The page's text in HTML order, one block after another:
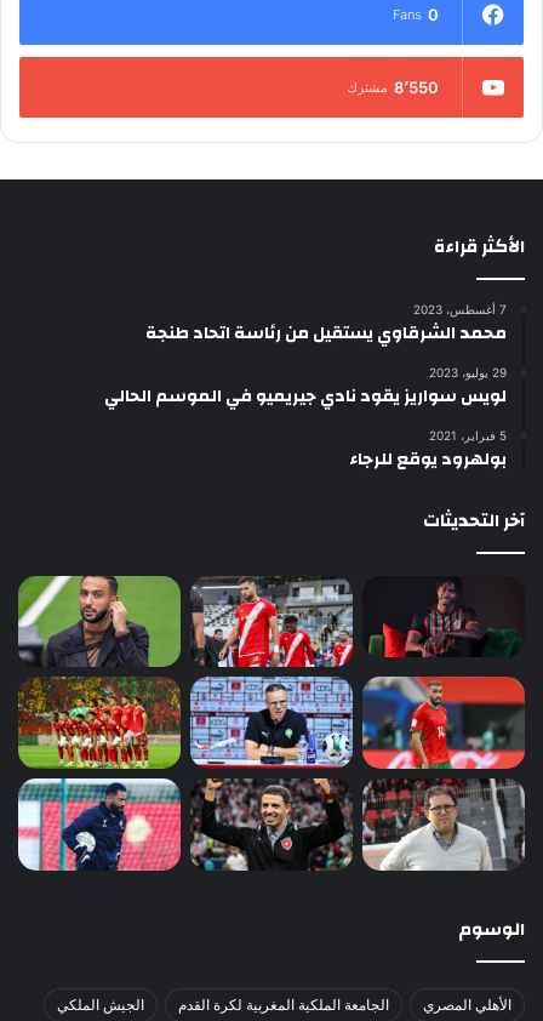
0
Fans
8٬550 مشترك
الأكثر قراءة
7 أغسطس، 2023
محمد الشرقاوي يستقيل من رئاسة اتحاد طنجة
29 يوليو، 2023
لويس سواريز يقود نادي جيريميو في الموسم الحالي
5 فبراير، 2021
بولهرود يوقع للرجاء
آخر التحديثات
الوسوم
الأهلي المصري الجامعة الملكية المغربية لكرة القدم الجيش الملكي